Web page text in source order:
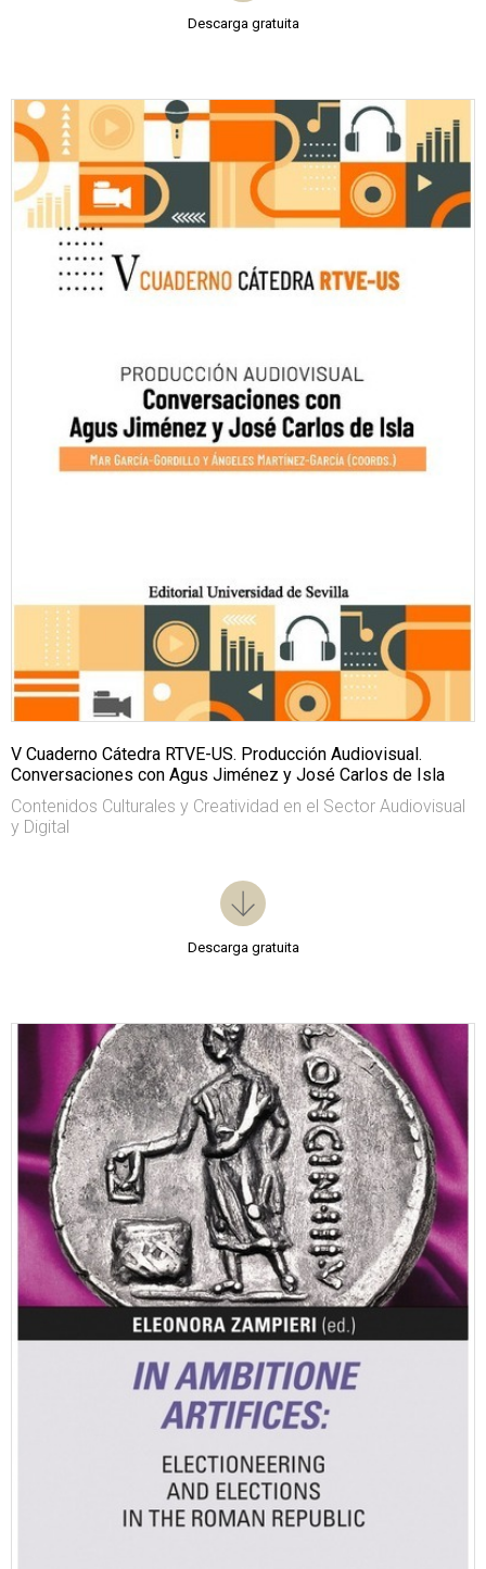
Descarga gratuita
V Cuaderno Cátedra RTVE-US. Producción Audiovisual.
Conversaciones con Agus Jiménez y José Carlos de Isla
Contenidos Culturales y Creatividad en el Sector Audiovisual
y Digital
Descarga gratuita